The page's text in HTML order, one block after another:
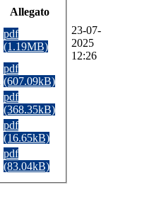
Allegato
pdf
(1.19MB)
pdf
(607.09kB)
pdf
(368.35kB)
pdf
(16.65kB)
pdf
(83.04kB)
23-07-
2025
12:26